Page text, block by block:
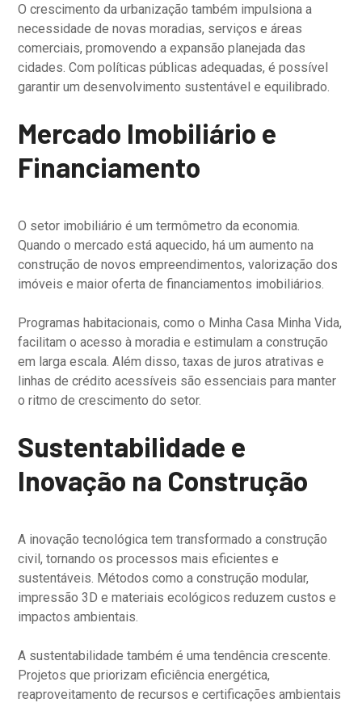
O crescimento da urbanização também impulsiona a
necessidade de novas moradias, serviços e áreas
comerciais, promovendo a expansão planejada das
cidades. Com políticas públicas adequadas, é possível
garantir um desenvolvimento sustentável e equilibrado.
Mercado Imobiliário e
Financiamento
O setor imobiliário é um termômetro da economia.
Quando o mercado está aquecido, há um aumento na
construção de novos empreendimentos, valorização dos
imóveis e maior oferta de financiamentos imobiliários.
Programas habitacionais, como o Minha Casa Minha Vida,
facilitam o acesso à moradia e estimulam a construção
em larga escala. Além disso, taxas de juros atrativas e
linhas de crédito acessíveis são essenciais para manter
o ritmo de crescimento do setor.
Sustentabilidade e
Inovação na Construção
A inovação tecnológica tem transformado a construção
civil, tornando os processos mais eficientes e
sustentáveis. Métodos como a construção modular,
impressão 3D e materiais ecológicos reduzem custos e
impactos ambientais.
A sustentabilidade também é uma tendência crescente.
Projetos que priorizam eficiência energética,
reaproveitamento de recursos e certificações ambientais